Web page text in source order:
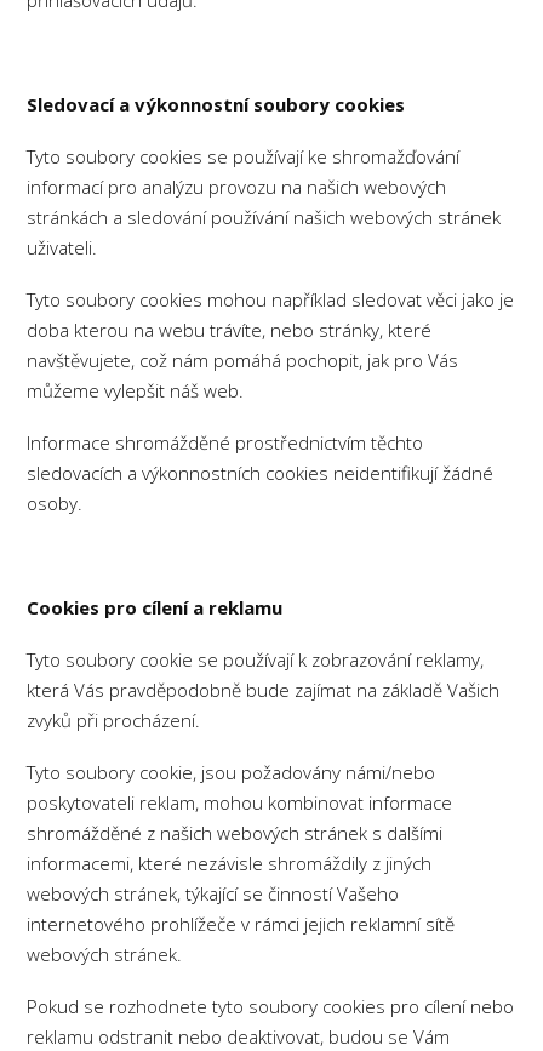
Sledovací a výkonnostní soubory cookies
Tyto soubory cookies se používají ke shromažďování
informací pro analýzu provozu na našich webových
stránkách a sledování používání našich webových stránek
uživateli.
Tyto soubory cookies mohou například sledovat věci jako je
doba kterou na webu trávíte, nebo stránky, které
navštěvujete, což nám pomáhá pochopit, jak pro Vás
můžeme vylepšit náš web.
Informace shromážděné prostřednictvím těchto
sledovacích a výkonnostních cookies neidentifikují žádné
osoby.
Cookies pro cílení a reklamu
Tyto soubory cookie se používají k zobrazování reklamy,
která Vás pravděpodobně bude zajímat na základě Vašich
zvyků při procházení.
Tyto soubory cookie, jsou požadovány námi/nebo
poskytovateli reklam, mohou kombinovat informace
shromážděné z našich webových stránek s dalšími
informacemi, které nezávisle shromáždily z jiných
webových stránek, týkající se činností Vašeho
internetového prohlížeče v rámci jejich reklamní sítě
webových stránek.
Pokud se rozhodnete tyto soubory cookies pro cílení nebo
reklamu odstranit nebo deaktivovat, budou se Vám